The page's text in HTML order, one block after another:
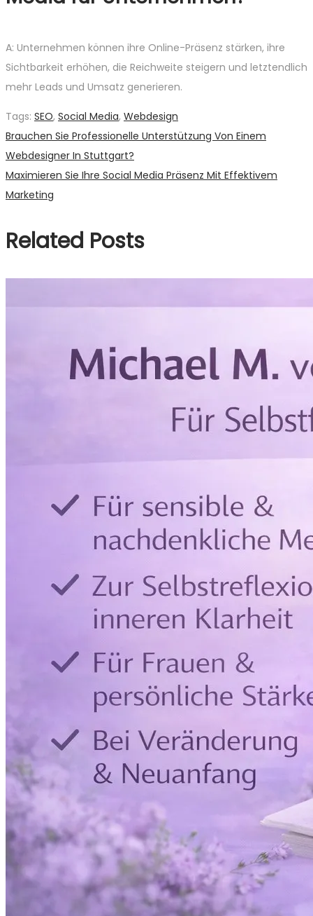
A: Unternehmen können ihre Online-Präsenz stärken, ihre
Sichtbarkeit erhöhen, die Reichweite steigern und letztendlich
mehr Leads und Umsatz generieren.
Tags: SEO, Social Media, Webdesign
Beitragsnavigation
Previous
post:
Brauchen Sie Professionelle Unterstützung Von Einem
Webdesigner In Stuttgart?
Next
post:
Maximieren Sie Ihre Social Media Präsenz Mit Effektivem
Marketing
Related Posts